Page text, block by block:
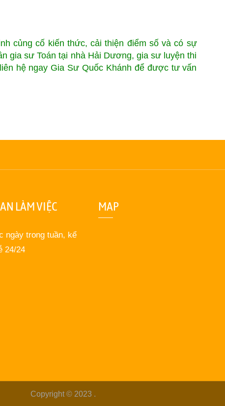
củng cố kiến thức, cải thiện điểm số và có sự
gia sư Toán tại nhà Hải Dương, gia sư luyện thi
hệ ngay Gia Sư Quốc Khánh để được tư vấn
LÀM VIỆC
ngày trong tuần, kể
24/24
MAP
Copyright © 2023 .